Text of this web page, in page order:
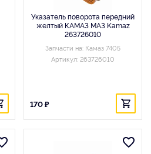
Указатель поворота передний
желтый КАМАЗ МАЗ Kamaz
263726010
Запчасти на: Камаз 7405
Артикул: 263726010
170 ₽